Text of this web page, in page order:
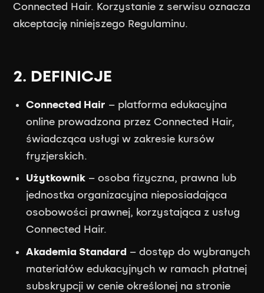
Connected Hair. Korzystanie z serwisu oznacza
akceptację niniejszego Regulaminu.
2. DEFINICJE
Connected Hair – platforma edukacyjna
online prowadzona przez Connected Hair,
świadcząca usługi w zakresie kursów
fryzjerskich.
Użytkownik – osoba fizyczna, prawna lub
jednostka organizacyjna nieposiadająca
osobowości prawnej, korzystająca z usług
Connected Hair.
Akademia Standard – dostęp do wybranych
materiałów edukacyjnych w ramach płatnej
subskrypcji w cenie określonej na stronie